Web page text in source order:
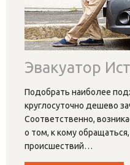
Эвакуатор
Подобрать наиболее
круглосуточно дешево
Соответственно,
о том, к кому
происшествий…